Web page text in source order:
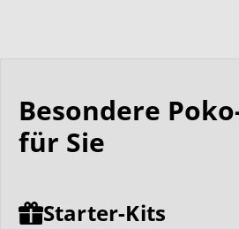
Besondere
für Sie
Starter-Kits